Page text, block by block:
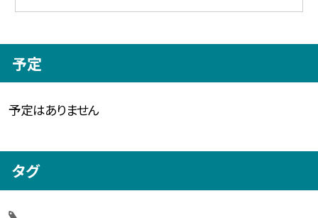
予定
予定はありません
タグ